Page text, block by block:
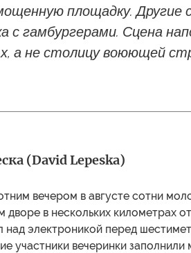
площадку. Другие
с гамбургерами. Сцена
х, а не столицу воюющей
(David Lepeska)
вечером в августе сотни
дворе в нескольких километрах
над электроникой перед
участники вечеринки